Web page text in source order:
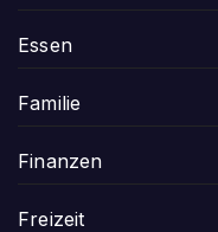
Essen
Familie
Finanzen
Freizeit